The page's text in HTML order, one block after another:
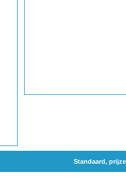
Standaard,